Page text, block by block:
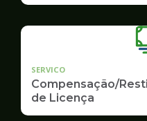
SERVICO
Compensação/
de Licença